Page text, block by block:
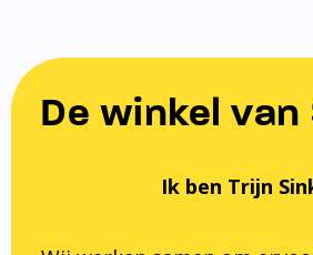
De winkel van
Ik ben Trijn